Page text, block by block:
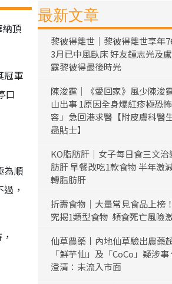
頂
冠軍
口
為順
，
最新文章
黎彼得離世｜黎彼得離世享年
3月已中風臥床 好友鍾志光及
露黎彼得最後時光
陳浚霆｜《愛回家》風少陳浚
山出事 1原因全身爆紅疹極恐
容」急回港求醫【附皮膚科醫
蟲貼士】
KO脂肪肝｜女子每日食三文治
肪肝 早餐改吃1款食物 半年激
轉脂肪肝
折壽食物｜大量常見食品上榜
究揭1類型食物 頻食死亡風險
仙草農藥丨內地仙草驗出農藥
「鮮芋仙」及「CoCo」疑涉
澄清：未流入市面